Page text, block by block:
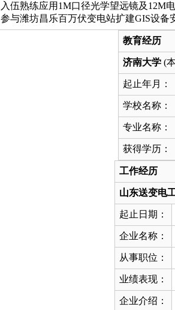
入伍熟练应用1M口径光学望远镜及12M
参与潍坊昌乐百万伏变电站扩建GIS设备
教育经历
济南大学 (
起止年月：
学校名称：
专业名称：
获得学历：
工作经历
山东送变电
起止日期：
企业名称：
从事职位：
业绩表现：
企业介绍：